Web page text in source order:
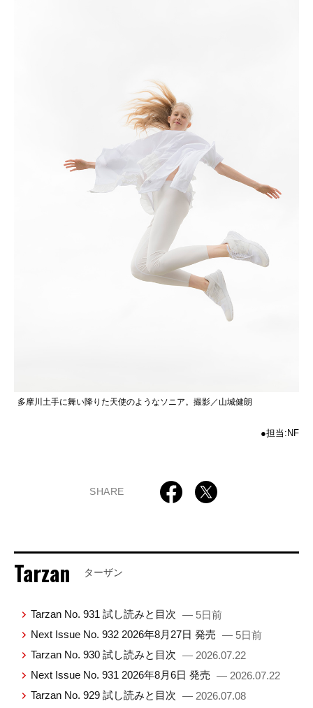
多摩川土手に舞い降りた天使のようなソニア。撮影／山城健朗
●担当:NF
SHARE
Tarzan ターザン
Tarzan No. 931 試し読みと目次 — 5日前
Next Issue No. 932 2026年8月27日 発売 — 5日前
Tarzan No. 930 試し読みと目次 — 2026.07.22
Next Issue No. 931 2026年8月6日 発売 — 2026.07.22
Tarzan No. 929 試し読みと目次 — 2026.07.08